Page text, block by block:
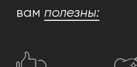
вам полезны: